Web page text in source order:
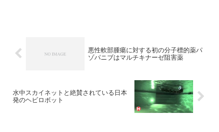
悪性軟部腫瘍に対する初の分子標的薬パ
ゾパニブはマルチキナーゼ阻害薬
水中スカイネットと絶賛されている日本
発のヘビロボット